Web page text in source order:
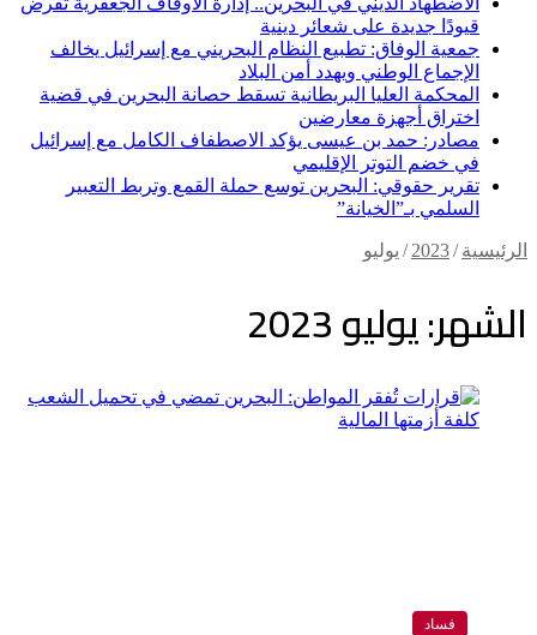
قيودًا جديدة على شعائر دينية
جمعية الوفاق: تطبيع النظام البحريني مع إسرائيل يخالف
الإجماع الوطني ويهدد أمن البلاد
المحكمة العليا البريطانية تسقط حصانة البحرين في قضية
اختراق أجهزة معارضين
مصادر: حمد بن عيسى يؤكد الاصطفاف الكامل مع إسرائيل
في خضم التوتر الإقليمي
تقرير حقوقي: البحرين توسع حملة القمع وتربط التعبير
السلمي بـ”الخيانة”
الرئيسية /
2023
/ يوليو
الشهر:يوليو 2023
فساد